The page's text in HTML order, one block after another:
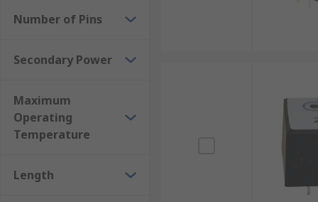
Number of Pins
Secondary Power
Maximum
Operating
Temperature
Length